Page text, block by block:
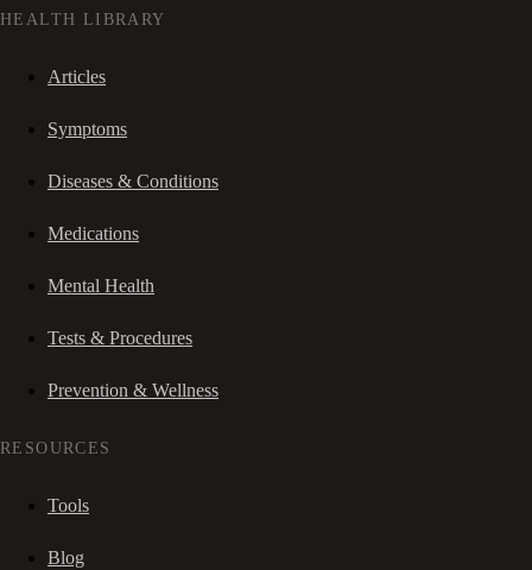
HEALTH LIBRARY
Articles
Symptoms
Diseases & Conditions
Medications
Mental Health
Tests & Procedures
Prevention & Wellness
RESOURCES
Tools
Blog